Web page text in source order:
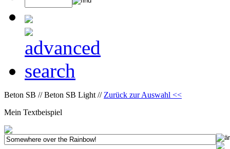
Beton SB // Beton SB Light // Zurück zur Auswahl <<
Mein Textbeispiel